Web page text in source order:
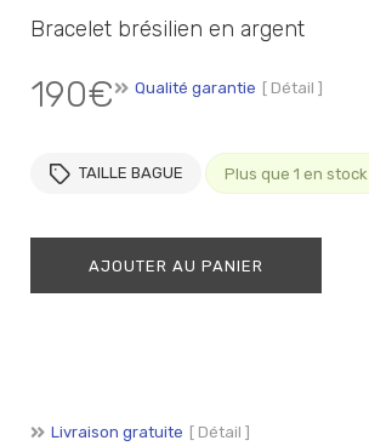
Bracelet brésilien en argent
190€ Qualité garantie [ Détail ]
TAILLE BAGUE Plus que 1 en stock
AJOUTER AU PANIER
Livraison gratuite [ Détail ]